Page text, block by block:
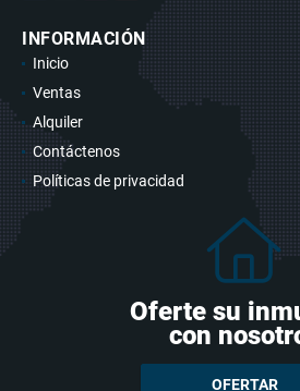
INFORMACIÓN
Inicio
Ventas
Alquiler
Contáctenos
Políticas de privacidad
Oferte su
con
OFERTAR